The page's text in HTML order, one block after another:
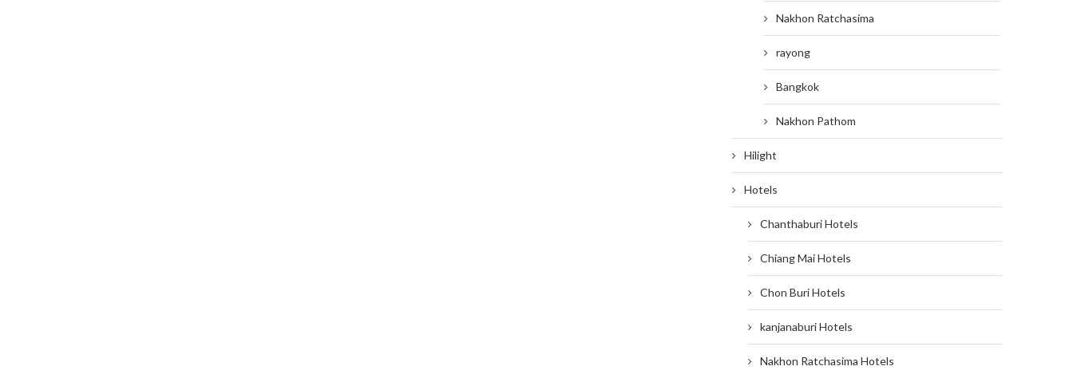
Nakhon Ratchasima
rayong
Bangkok
Nakhon Pathom
Hilight
Hotels
Chanthaburi Hotels
Chiang Mai Hotels
Chon Buri Hotels
kanjanaburi Hotels
Nakhon Ratchasima Hotels